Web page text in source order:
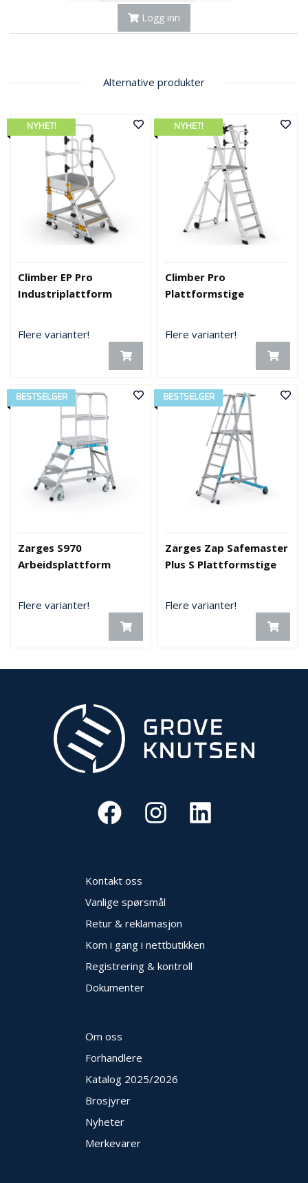
Logg inn
Alternative produkter
NYHET!
Climber EP Pro
Industriplattform
Flere varianter!
NYHET!
Climber Pro
Plattformstige
Flere varianter!
BESTSELGER
Zarges S970
Arbeidsplattform
Flere varianter!
BESTSELGER
Zarges Zap Safemaster
Plus S Plattformstige
Flere varianter!
Kontakt oss
Vanlige spørsmål
Retur & reklamasjon
Kom i gang i nettbutikken
Registrering & kontroll
Dokumenter
Om oss
Forhandlere
Katalog 2025/2026
Brosjyrer
Nyheter
Merkevarer